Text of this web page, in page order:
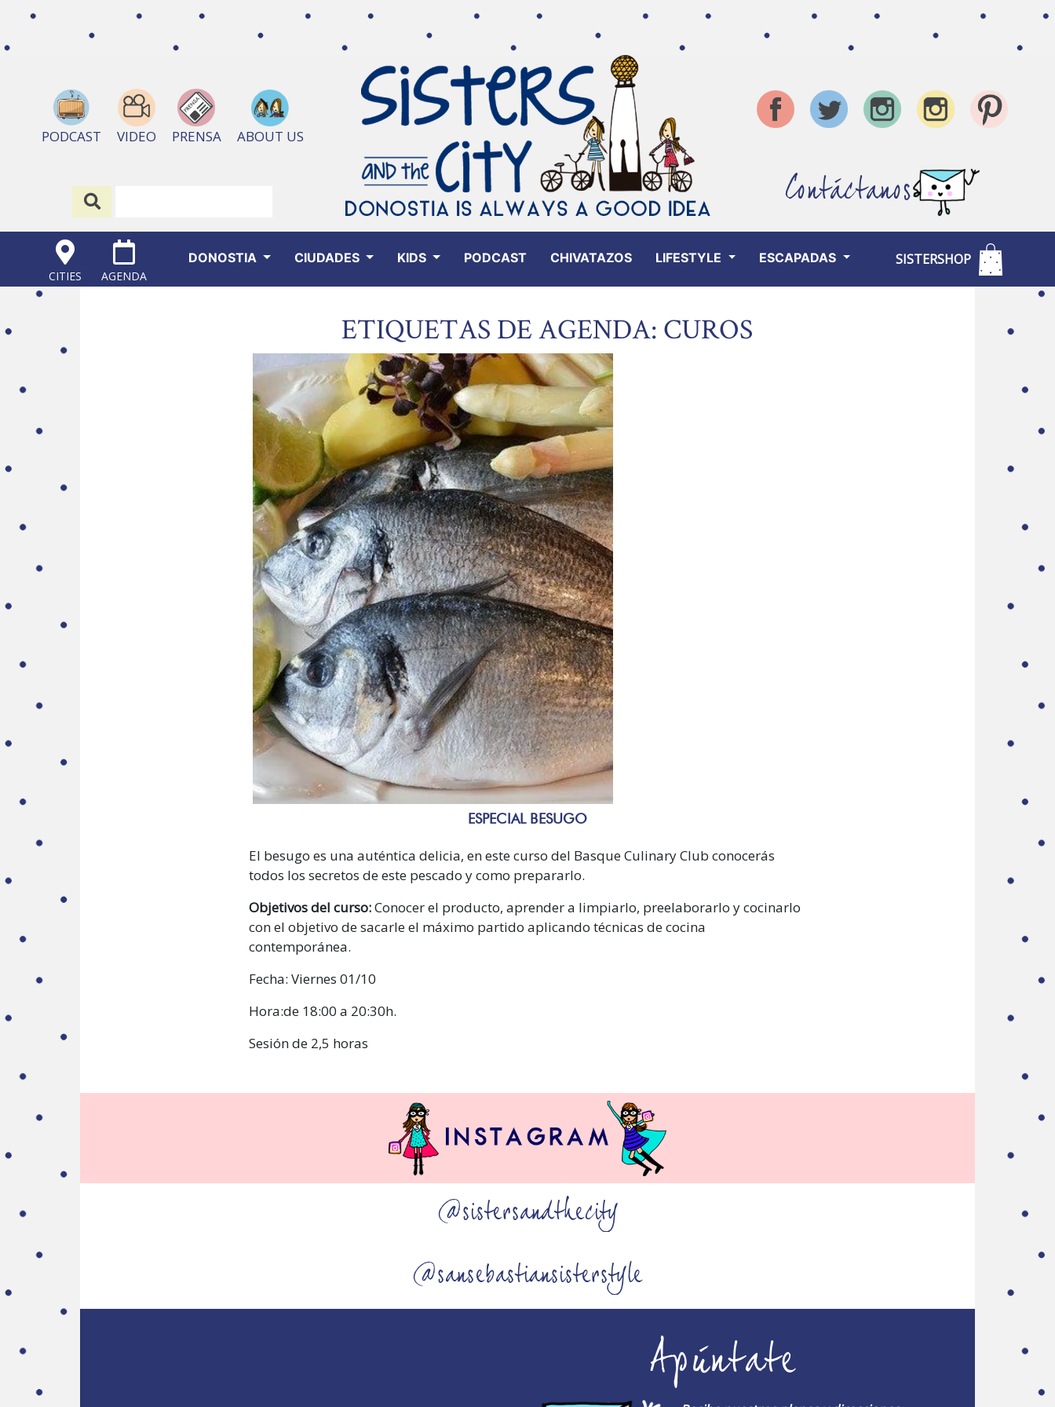
PODCAST VIDEO PRENSA ABOUT US
Contáctanos
CITIES AGENDA
DONOSTIA CIUDADES KIDS PODCAST CHIVATAZOS LIFESTYLE ESCAPADAS SISTERSHOP
ETIQUETAS DE AGENDA: CUROS
ESPECIAL BESUGO
El besugo es una auténtica delicia, en este curso del Basque Culinary Club conocerás
todos los secretos de este pescado y como prepararlo.
Objetivos del curso:Conocer el producto, aprender a limpiarlo, preelaborarlo y cocinarlo
con el objetivo de sacarle el máximo partido aplicando técnicas de cocina
contemporánea.
Fecha: Viernes 01/10
Hora:de 18:00 a 20:30h.
Sesión de 2,5 horas
@sistersandthecity
@sansebastiansisterstyle
Apúntate